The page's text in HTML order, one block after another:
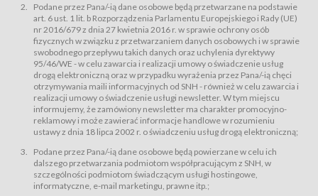
Sklep – sklep internetowy prowadzony przez Usługodawcę w Serwisie;
Regulamin – niniejszy regulamin.
§ 2
Postanowienia ogólne
Regulamin określa zasady:
świadczenia Usługobiorcom Usług przez Usługodawcę, z
zastrzeżeniem usług, o których mowa w ust. 2 pkt. 4 i 5 poniżej, których
zasady świadczenia precyzują odrębne regulaminy,
przetwarzania przez Usługodawcę danych osobowych Usługobiorców
będących osobami fizycznymi.
świadczy Usługi drogą elektroniczną w rozumieniu ustawy z dnia 18 lipca
2002 r. o świadczeniu usług drogą elektroniczną (Dz.U. z 2002 r., Nr 144, poz.
1204, z późń. zm.). Usługi świadczone są nieodpłatnie.
usługę przeglądania i odczytywania przez Usługobiorców materiałów
zamieszczanych w Serwisie,
Podane przez Pana/-ią dane osobowe będą przetwarzane na podstawie
art. 6 ust. 1 lit. b Rozporządzenia Parlamentu Europejskiego i Rady (UE)
nr 2016/679 z dnia 27 kwietnia 2016 r. w sprawie ochrony osób
fizycznych w związku z przetwarzaniem danych osobowych i w sprawie
swobodnego przepływu takich danych oraz uchylenia dyrektywy
95/46/WE - w celu zawarcia i realizacji umowy o świadczenie usług
drogą elektroniczną oraz w przypadku wyrażenia przez Pana/-ią chęci
otrzymywania maili informacyjnych od SNH - również w celu zawarcia i
realizacji umowy o świadczenie usługi newsletter. W tym miejscu
informujemy, że zamówiony newsletter ma charakter promocyjno-
reklamowy i może zawierać informacje handlowe w rozumieniu
ustawy z dnia 18 lipca 2002 r. o świadczeniu usług drogą elektroniczną;
Podane przez Pana/-ią dane osobowe będą powierzane w celu ich
dalszego przetwarzania podmiotom współpracującym z SNH, w
szczególności podmiotom świadczącym usługi hostingowe,
informatyczne, e-mail marketingu, prawne itp.;